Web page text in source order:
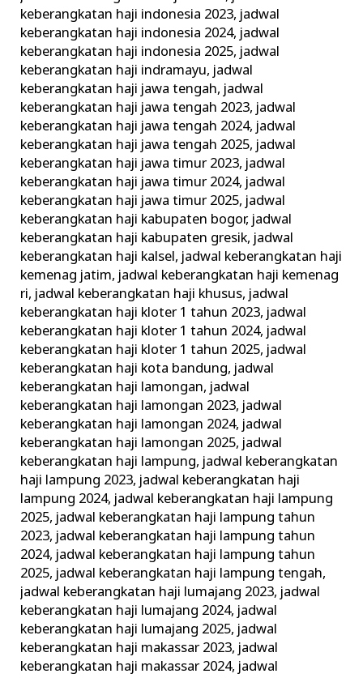
keberangkatan haji indonesia 2023, jadwal
keberangkatan haji indonesia 2024, jadwal
keberangkatan haji indonesia 2025, jadwal
keberangkatan haji indramayu, jadwal
keberangkatan haji jawa tengah, jadwal
keberangkatan haji jawa tengah 2023, jadwal
keberangkatan haji jawa tengah 2024, jadwal
keberangkatan haji jawa tengah 2025, jadwal
keberangkatan haji jawa timur 2023, jadwal
keberangkatan haji jawa timur 2024, jadwal
keberangkatan haji jawa timur 2025, jadwal
keberangkatan haji kabupaten bogor, jadwal
keberangkatan haji kabupaten gresik, jadwal
keberangkatan haji kalsel, jadwal keberangkatan haji
kemenag jatim, jadwal keberangkatan haji kemenag
ri, jadwal keberangkatan haji khusus, jadwal
keberangkatan haji kloter 1 tahun 2023, jadwal
keberangkatan haji kloter 1 tahun 2024, jadwal
keberangkatan haji kloter 1 tahun 2025, jadwal
keberangkatan haji kota bandung, jadwal
keberangkatan haji lamongan, jadwal
keberangkatan haji lamongan 2023, jadwal
keberangkatan haji lamongan 2024, jadwal
keberangkatan haji lamongan 2025, jadwal
keberangkatan haji lampung, jadwal keberangkatan
haji lampung 2023, jadwal keberangkatan haji
lampung 2024, jadwal keberangkatan haji lampung
2025, jadwal keberangkatan haji lampung tahun
2023, jadwal keberangkatan haji lampung tahun
2024, jadwal keberangkatan haji lampung tahun
2025, jadwal keberangkatan haji lampung tengah,
jadwal keberangkatan haji lumajang 2023, jadwal
keberangkatan haji lumajang 2024, jadwal
keberangkatan haji lumajang 2025, jadwal
keberangkatan haji makassar 2023, jadwal
keberangkatan haji makassar 2024, jadwal